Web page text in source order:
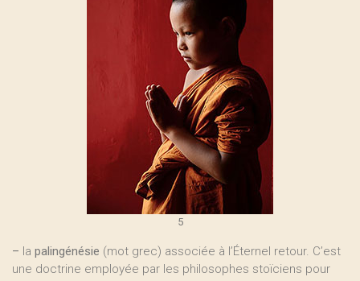
5
– la palingénésie (mot grec) associée à l’Éternel retour. C’est
une doctrine employée par les philosophes stoïciens pour